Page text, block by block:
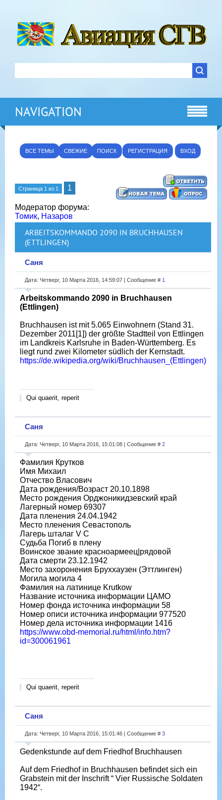
NAVIGATION
ВСЕ ТЕМЫ СВЕЖИЕ ПОИСК РЕГИСТРАЦИЯ ВХОД
Страница 1 из 1 1
Модератор форума:
Томик, Назаров
ARBEITSKOMMANDO 2090 IN BRUCHHAUSEN
(ETTLINGEN)
Саня
Дата: Четверг, 10 Марта 2016, 14:59:07 | Сообщение # 1
Arbeitskommando 2090 in Bruchhausen
(Ettlingen)
Bruchhausen ist mit 5.065 Einwohnern (Stand 31.
Dezember 2011[1]) der größte Stadtteil von Ettlingen
im Landkreis Karlsruhe in Baden-Württemberg. Es
liegt rund zwei Kilometer südlich der Kernstadt.
https://de.wikipedia.org/wiki/Bruchhausen_(Ettlingen)
Qui quaerit, reperit
Саня
Дата: Четверг, 10 Марта 2016, 15:01:08 | Сообщение # 2
Фамилия Крутков
Имя Михаил
Отчество Власович
Дата рождения/Возраст 20.10.1898
Место рождения Орджоникидзевский край
Лагерный номер 69307
Дата пленения 24.04.1942
Место пленения Севастополь
Лагерь шталаг V C
Судьба Погиб в плену
Воинское звание красноармеец|рядовой
Дата смерти 23.12.1942
Место захоронения Бруххаузен (Эттлинген)
Могила могила 4
Фамилия на латинице Krutkow
Название источника информации ЦАМО
Номер фонда источника информации 58
Номер описи источника информации 977520
Номер дела источника информации 1416
https://www.obd-memorial.ru/html/info.htm?
id=300061961
Qui quaerit, reperit
Саня
Дата: Четверг, 10 Марта 2016, 15:01:46 | Сообщение # 3
Gedenkstunde auf dem Friedhof Bruchhausen
Auf dem Friedhof in Bruchhausen befindet sich ein
Grabstein mit der Inschrift “ Vier Russische Soldaten
1942“.